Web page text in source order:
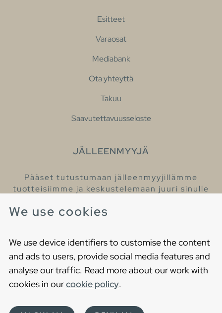
We use cookies
We use device identifiers to customise the content
and ads to users, provide social media features and
analyse our traffic. Read more about our work with
cookies in ourcookie policy.
Esitteet
Varaosat
Mediabank
Ota yhteyttä
Takuu
Saavutettavuusseloste
JÄLLEENMYYJÄ
Pääset tutustumaan jälleenmyyjillämme
tuotteisiimme ja keskustelemaan juuri sinulle